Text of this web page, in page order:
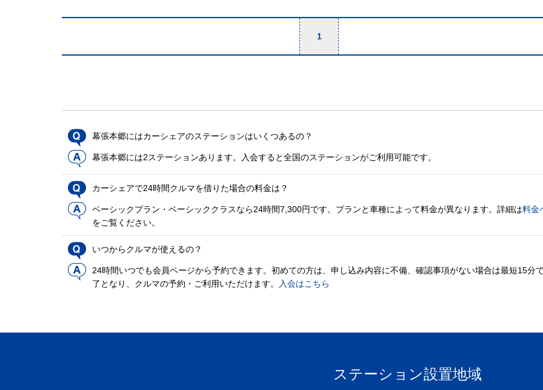
1
幕張本郷にはカーシェアのステーションはいくつあるの？
幕張本郷には2ステーションあります。入会すると全国のステーションがご利用可能です。
カーシェアで24時間クルマを借りた場合の料金は？
ベーシックプラン・ベーシッククラスなら24時間7,300円です。プランと車種によって料金が異なります。詳細は料金
をご覧ください。
いつからクルマが使えるの？
24時間いつでも会員ページから予約できます。初めての方は、申し込み内容に不備、確認事項がない場合は最短15分
了となり、クルマの予約・ご利用いただけます。
入会はこちら
ステーション設置地域